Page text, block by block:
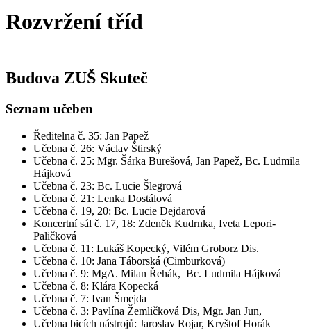
Rozvržení tříd
Budova ZUŠ Skuteč
Seznam učeben
Ředitelna č. 35: Jan Papež
Učebna č. 26: Václav Štirský
Učebna č. 25: Mgr. Šárka Burešová, Jan Papež, Bc. Ludmila
Hájková
Učebna č. 23: Bc. Lucie Šlegrová
Učebna č. 21: Lenka Dostálová
Učebna č. 19, 20: Bc. Lucie Dejdarová
Koncertní sál č. 17, 18: Zdeněk Kudrnka, Iveta Lepori-
Paličková
Učebna č. 11: Lukáš Kopecký, Vilém Groborz Dis.
Učebna č. 10: Jana Táborská (Cimburková)
Učebna č. 9: MgA. Milan Řehák, Bc. Ludmila Hájková
Učebna č. 8: Klára Kopecká
Učebna č. 7: Ivan Šmejda
Učebna č. 3: Pavlína Žemličková Dis, Mgr. Jan Jun,
Učebna bicích nástrojů: Jaroslav Rojar, Kryštof Horák